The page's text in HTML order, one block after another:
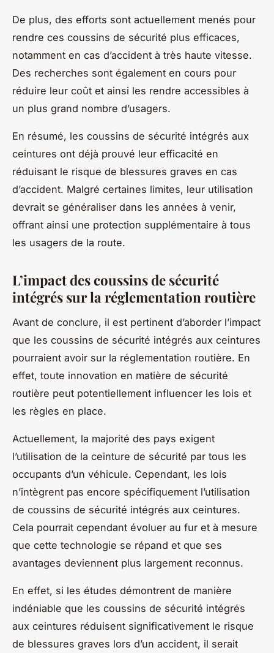
De plus, des efforts sont actuellement menés pour
rendre ces coussins de sécurité plus efficaces,
notamment en cas d’accident à très haute vitesse.
Des recherches sont également en cours pour
réduire leur coût et ainsi les rendre accessibles à
un plus grand nombre d’usagers.
En résumé, les coussins de sécurité intégrés aux
ceintures ont déjà prouvé leur efficacité en
réduisant le risque de blessures graves en cas
d’accident. Malgré certaines limites, leur utilisation
devrait se généraliser dans les années à venir,
offrant ainsi une protection supplémentaire à tous
les usagers de la route.
L’impact des coussins de sécurité
intégrés sur la réglementation routière
Avant de conclure, il est pertinent d’aborder l’impact
que les coussins de sécurité intégrés aux ceintures
pourraient avoir sur la réglementation routière. En
effet, toute innovation en matière de sécurité
routière peut potentiellement influencer les lois et
les règles en place.
Actuellement, la majorité des pays exigent
l’utilisation de la ceinture de sécurité par tous les
occupants d’un véhicule. Cependant, les lois
n’intègrent pas encore spécifiquement l’utilisation
de coussins de sécurité intégrés aux ceintures.
Cela pourrait cependant évoluer au fur et à mesure
que cette technologie se répand et que ses
avantages deviennent plus largement reconnus.
En effet, si les études démontrent de manière
indéniable que les coussins de sécurité intégrés
aux ceintures réduisent significativement le risque
de blessures graves lors d’un accident, il serait